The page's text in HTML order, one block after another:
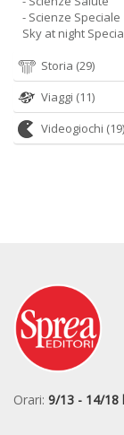
- Scienze Speciale
Sky at night
Storia (29)
Viaggi (11)
Videogiochi (19)
Orari: 9/13 - 14/18